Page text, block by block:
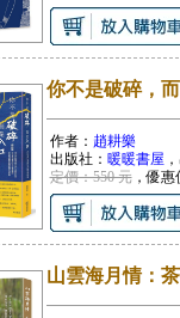
你不是破碎，
作者： 趙耕樂
出版社： 暖暖書屋
定價：550 元，優惠
山雲海月情：